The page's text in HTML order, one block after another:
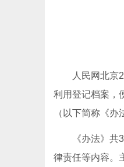
人民网北京
利用登记档案，
（以下简称《
《办法》
律责任等内容。